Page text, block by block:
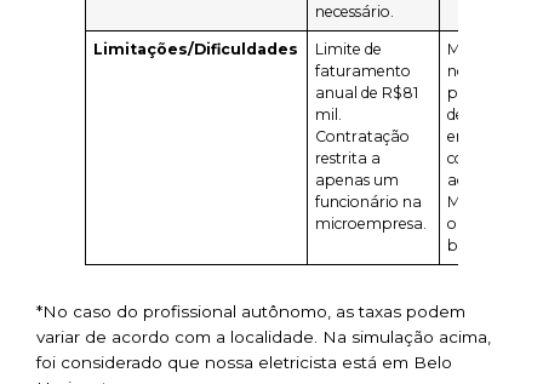
necessário.
Limitações/Dificuldades
Limite de
faturamento
anual de R$81
mil.
Contratação
restrita a
apenas um
funcionário na
microempresa.
Maior custo
no
pagamento
de impostos
em
comparação
ao MEI.
Mais
obrigações
burocráticas.
*No caso do profissional autônomo, as taxas podem
variar de acordo com a localidade. Na simulação acima,
foi considerado que nossa eletricista está em Belo